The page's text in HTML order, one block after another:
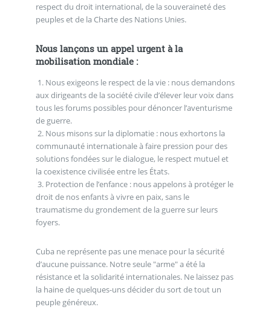
respect du droit international, de la souveraineté des
peuples et de la Charte des Nations Unies.
Nous lançons un appel urgent à la
mobilisation mondiale :
1. Nous exigeons le respect de la vie : nous demandons
aux dirigeants de la société civile d’élever leur voix dans
tous les forums possibles pour dénoncer l’aventurisme
de guerre.
2. Nous misons sur la diplomatie : nous exhortons la
communauté internationale à faire pression pour des
solutions fondées sur le dialogue, le respect mutuel et
la coexistence civilisée entre les États.
3. Protection de l’enfance : nous appelons à protéger le
droit de nos enfants à vivre en paix, sans le
traumatisme du grondement de la guerre sur leurs
foyers.
Cuba ne représente pas une menace pour la sécurité
d’aucune puissance. Notre seule "arme" a été la
résistance et la solidarité internationales. Ne laissez pas
la haine de quelques-uns décider du sort de tout un
peuple généreux.